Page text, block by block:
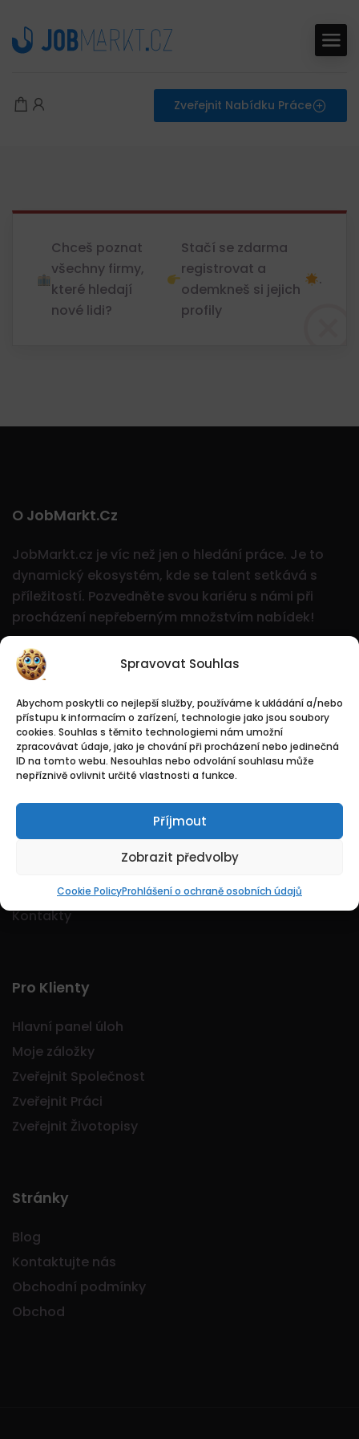
Spravovat Souhlas
Abychom poskytli co nejlepší služby, používáme k ukládání a/nebo
přístupu k informacím o zařízení, technologie jako jsou soubory
cookies. Souhlas s těmito technologiemi nám umožní
zpracovávat údaje, jako je chování při procházení nebo jedinečná
ID na tomto webu. Nesouhlas nebo odvolání souhlasu může
nepříznivě ovlivnit určité vlastnosti a funkce.
Příjmout
Zobrazit předvolby
Cookie PolicyProhlášení o ochraně osobních údajů
Zveřejnit Nabídku Práce
Chceš poznat
všechny firmy,
které hledají
nové lidi?
Stačí se zdarma
registrovat a
odemkneš si jejich
profily
.
O JobMarkt.cz
JobMarkt.cz je víc než jen o hledání práce. Je to
dynamický ekosystém, kde se talent setkává s
příležitostí. Pozvedněte svou kariéru s námi při
procházení nepřeberným množstvím nabídek!
Logo Jobmarkt.cz ® je registrovaná ochranná
známka.
Kontakty
Pro Klienty
Hlavní panel úloh
Moje záložky
Zveřejnit Společnost
Zveřejnit Práci
Zveřejnit Životopisy
Stránky
Blog
Kontaktujte nás
Obchodní podmínky
Obchod